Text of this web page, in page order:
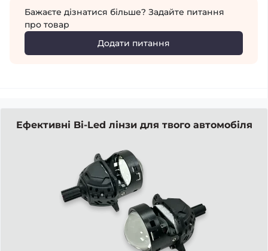
Бажаєте дізнатися більше? Задайте питання
про товар
Додати питання
Ефективні Bi-Led лінзи для твого автомобіля